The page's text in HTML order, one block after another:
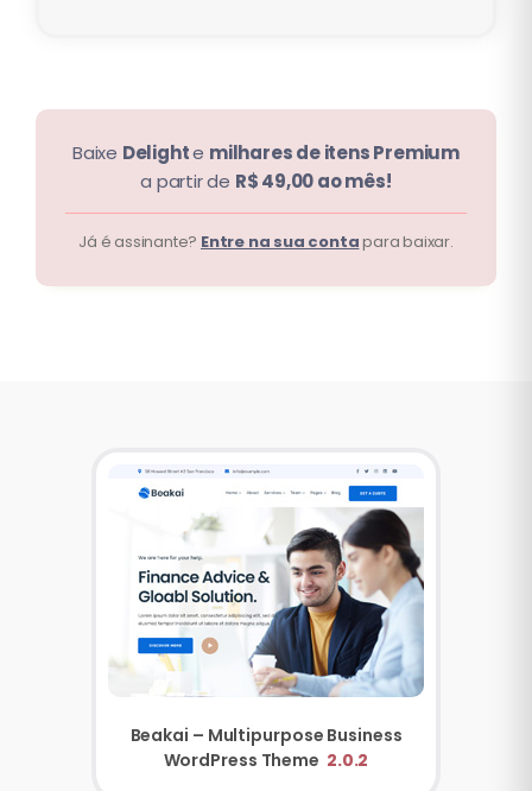
Baixe Delighte milhares de itens Premium
a partir de R$ 49,00 ao mês!
Já é assinante? Entre na sua contapara baixar.
Beakai – Multipurpose Business
WordPress Theme 2.0.2